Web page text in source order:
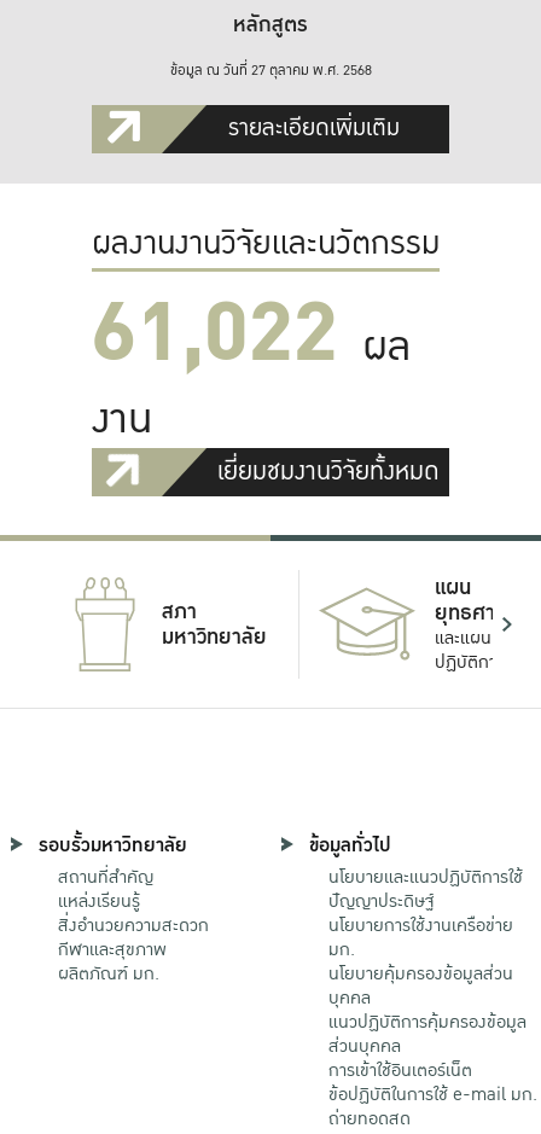
หลักสูตร
ข้อมูล ณ วันที่ 27 ตุลาคม พ.ศ. 2568
รายละเอียดเพิ่มเติม
ผลงานงานวิจัยและนวัตกรรม
61,022 ผล
งาน
เยี่ยมชมงานวิจัยทั้งหมด
สภา
มหาวิทยาลัย
แผน
ยุทธศาสตร์
และแผน
ปฏิบัติการ
รอบรั้วมหาวิทยาลัย
สถานที่สำคัญ
แหล่งเรียนรู้
สิ่งอำนวยความสะดวก
กีฬาและสุขภาพ
ผลิตภัณฑ์ มก.
ข้อมูลทั่วไป
นโยบายและแนวปฏิบัติการใช้
ปัญญาประดิษฐ์
นโยบายการใช้งานเครือข่าย
มก.
นโยบายคุ้มครองข้อมูลส่วน
บุคคล
แนวปฏิบัติการคุ้มครองข้อมูล
ส่วนบุคคล
การเข้าใช้อินเตอร์เน็ต
ข้อปฏิบัติในการใช้ e-mail มก.
ถ่ายทอดสด